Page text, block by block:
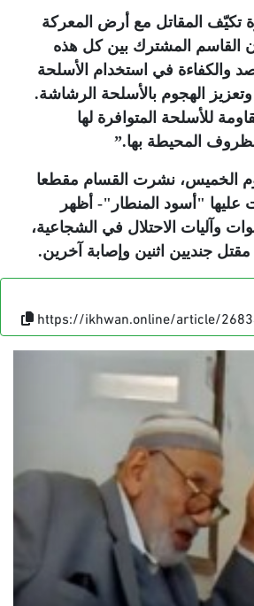
تكيّف المقاتل مع أرض المعركة
القاسم المشترك بين كل هذه
والكفاءة في استخدام الأسلحة
الهجوم بالأسلحة الرشاشة.
للأسلحة المتوافرة لها
المحيطة بها”.
الخميس، نشرت القسام مقطعا
عليها "أسود المنطار"- أظهر
وآليات الاحتلال في الشجاعية،
جنديين اثنين وإصابة آخرين.
https://ikhwan.online/article/